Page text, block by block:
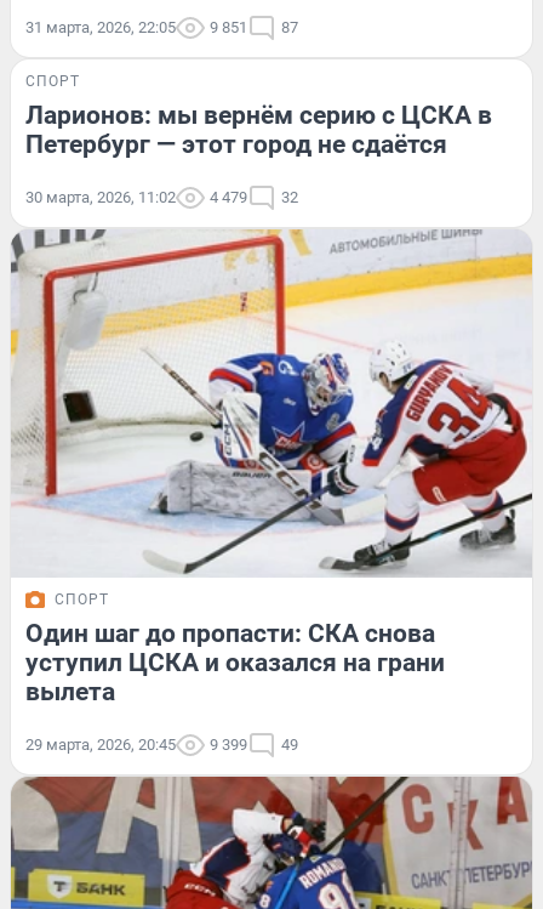
31 марта, 2026, 22:05 9 851 87
СПОРТ
Ларионов: мы вернём серию с ЦСКА в
Петербург — этот город не сдаётся
30 марта, 2026, 11:02 4 479 32
СПОРТ
Один шаг до пропасти: СКА снова
уступил ЦСКА и оказался на грани
вылета
29 марта, 2026, 20:45 9 399 49